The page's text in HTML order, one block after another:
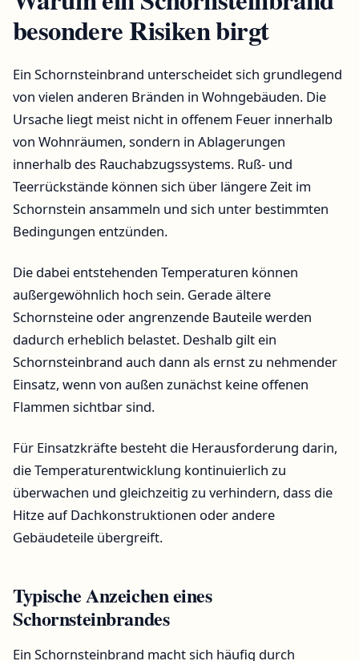
besondere Risiken birgt
Ein Schornsteinbrand unterscheidet sich grundlegend
von vielen anderen Bränden in Wohngebäuden. Die
Ursache liegt meist nicht in offenem Feuer innerhalb
von Wohnräumen, sondern in Ablagerungen
innerhalb des Rauchabzugssystems. Ruß- und
Teerrückstände können sich über längere Zeit im
Schornstein ansammeln und sich unter bestimmten
Bedingungen entzünden.
Die dabei entstehenden Temperaturen können
außergewöhnlich hoch sein. Gerade ältere
Schornsteine oder angrenzende Bauteile werden
dadurch erheblich belastet. Deshalb gilt ein
Schornsteinbrand auch dann als ernst zu nehmender
Einsatz, wenn von außen zunächst keine offenen
Flammen sichtbar sind.
Für Einsatzkräfte besteht die Herausforderung darin,
die Temperaturentwicklung kontinuierlich zu
überwachen und gleichzeitig zu verhindern, dass die
Hitze auf Dachkonstruktionen oder andere
Gebäudeteile übergreift.
Typische Anzeichen eines
Schornsteinbrandes
Ein Schornsteinbrand macht sich häufig durch